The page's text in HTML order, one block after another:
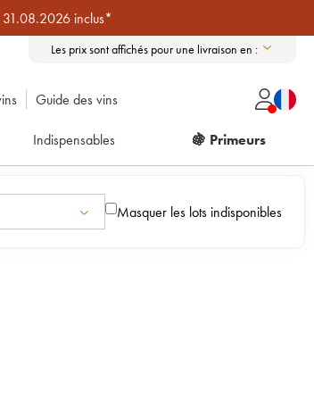
31.08.2026 inclus*
Les prix sont affichés pour une livraison en :
Guide des vins
Indispensables 🍇 Primeurs
Masquer les lots indisponibles